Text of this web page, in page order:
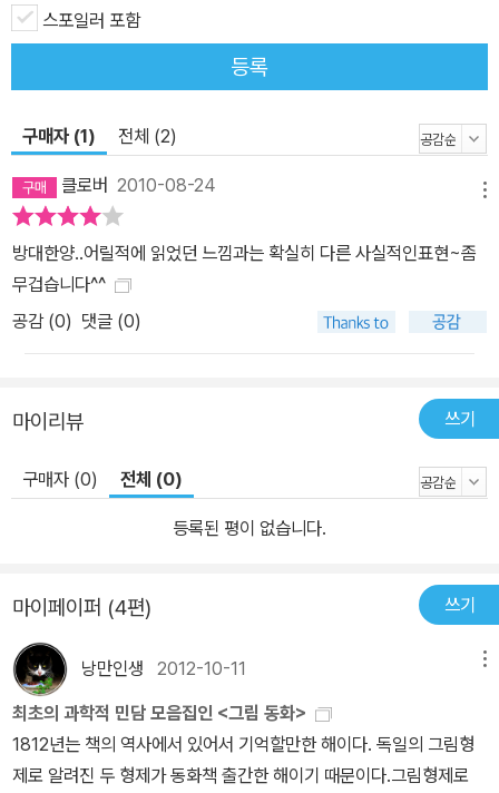
스포일러 포함
등록
구매자 (1) 전체 (2)
클로버 2010-08-24
방대한양..어릴적에 읽었던 느낌과는 확실히 다른 사실적인표현~좀
무겁습니다^^
공감 (0) 댓글 (0)
마이리뷰 쓰기
구매자 (0) 전체 (0)
등록된 평이 없습니다.
마이페이퍼 (4편) 쓰기
낭만인생 2012-10-11
최초의 과학적 민담 모음집인 <그림 동화>
1812년는 책의 역사에서 있어서 기억할만한 해이다. 독일의 그림형
제로 알려진 두 형제가 동화책 출간한 해이기 때문이다.그림형제로